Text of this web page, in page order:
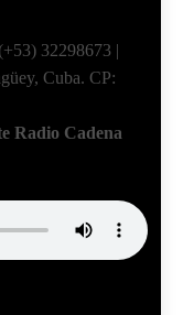
(+53) 32298673 |
Cuba. CP:
Radio Cadena